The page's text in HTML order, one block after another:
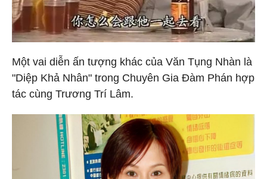
Một vai diễn ấn tượng khác của Văn Tụng Nhàn là
"Diệp Khả Nhân" trong Chuyên Gia Đàm Phán hợp
tác cùng Trương Trí Lâm.